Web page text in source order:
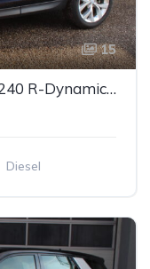
15
Land Rover Discovery Sport D240 R-Dynamic 4WD Aut.
Diesel